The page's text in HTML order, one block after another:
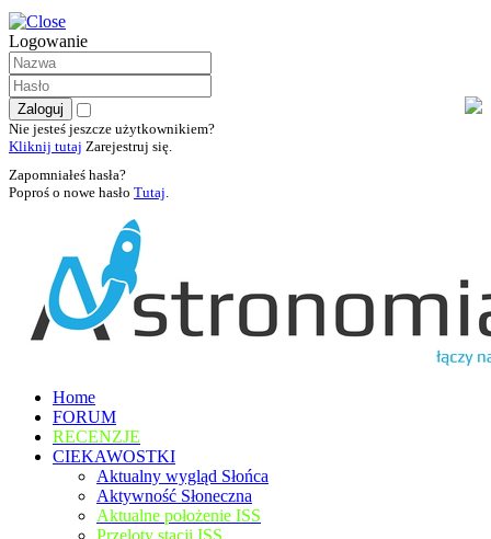
Logowanie
Nie jesteś jeszcze użytkownikiem?
Kliknij tutaj Zarejestruj się.
Zapomniałeś hasła?
Poproś o nowe hasło Tutaj.
Home
FORUM
RECENZJE
CIEKAWOSTKI
Aktualny wygląd Słońca
Aktywność Słoneczna
Aktualne położenie ISS
Przeloty stacji ISS